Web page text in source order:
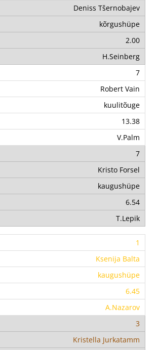
Deniss Tšernobajev
kõrgushüpe
2.00
H.Seinberg
7
Robert Vain
kuulitõuge
13.38
V.Palm
7
Kristo Forsel
kaugushüpe
6.54
T.Lepik
1
Ksenija Balta
kaugushüpe
6.45
A.Nazarov
3
Kristella Jurkatamm